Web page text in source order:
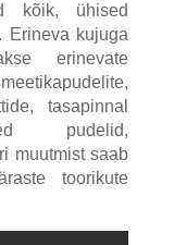
kõik, ühised
Erineva kujuga
erinevate
tasapinnal
pudelid,
muutmist saab
toorikute